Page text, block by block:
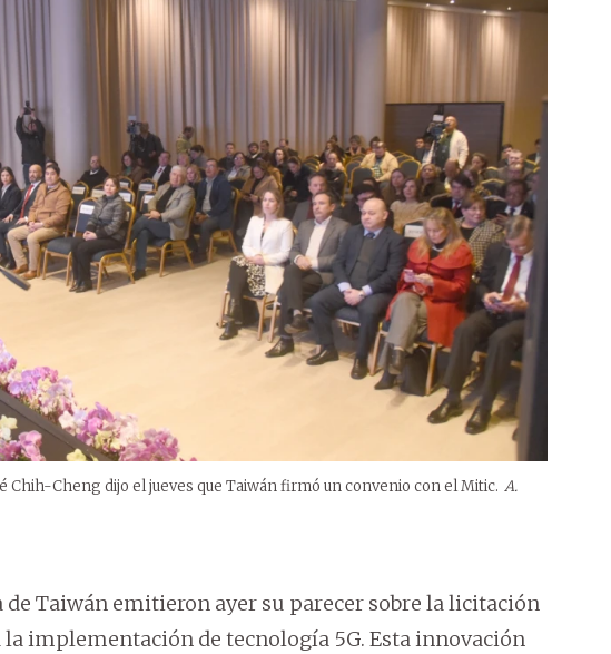
Chih-Cheng dijo el jueves que Taiwán firmó un convenio con el Mitic. A.
de Taiwán emitieron ayer su parecer sobre la licitación
implementación de tecnología 5G. Esta innovación